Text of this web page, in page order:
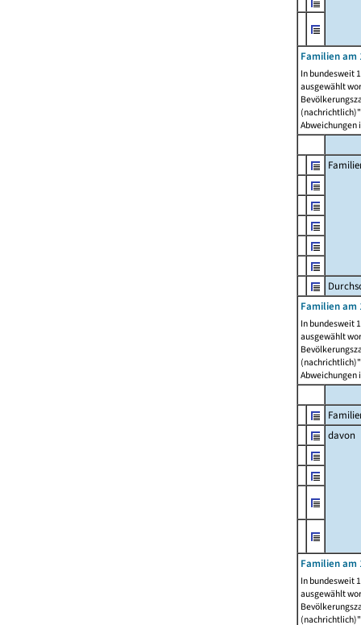
Familien am
In bundesweit
ausgewählt
Abweichungen
Familien am
In bundesweit
ausgewählt
Abweichungen
davon
Familien am
In bundesweit
ausgewählt